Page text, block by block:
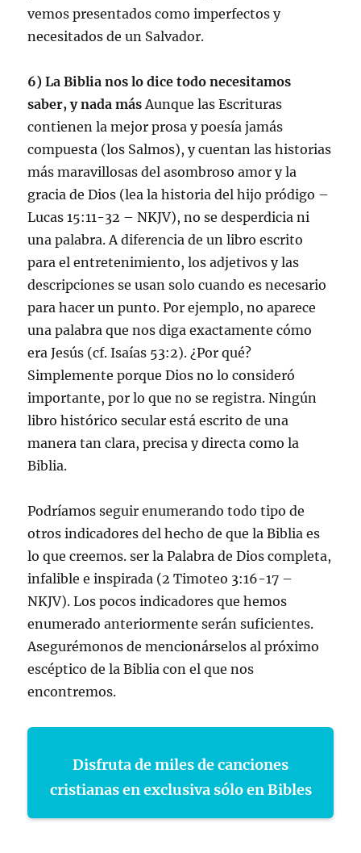
vemos presentados como imperfectos y
necesitados de un Salvador.
6) La Biblia nos lo dice todo necesitamos
saber, y nada más Aunque las Escrituras
contienen la mejor prosa y poesía jamás
compuesta (los Salmos), y cuentan las historias
más maravillosas del asombroso amor y la
gracia de Dios (lea la historia del hijo pródigo –
Lucas 15:11-32 – NKJV), no se desperdicia ni
una palabra. A diferencia de un libro escrito
para el entretenimiento, los adjetivos y las
descripciones se usan solo cuando es necesario
para hacer un punto. Por ejemplo, no aparece
una palabra que nos diga exactamente cómo
era Jesús (cf. Isaías 53:2). ¿Por qué?
Simplemente porque Dios no lo consideró
importante, por lo que no se registra. Ningún
libro histórico secular está escrito de una
manera tan clara, precisa y directa como la
Biblia.
Podríamos seguir enumerando todo tipo de
otros indicadores del hecho de que la Biblia es
lo que creemos. ser la Palabra de Dios completa,
infalible e inspirada (2 Timoteo 3:16-17 –
NKJV). Los pocos indicadores que hemos
enumerado anteriormente serán suficientes.
Asegurémonos de mencionárselos al próximo
escéptico de la Biblia con el que nos
encontremos.
Disfruta de miles de canciones
cristianas en exclusiva sólo en Bibles